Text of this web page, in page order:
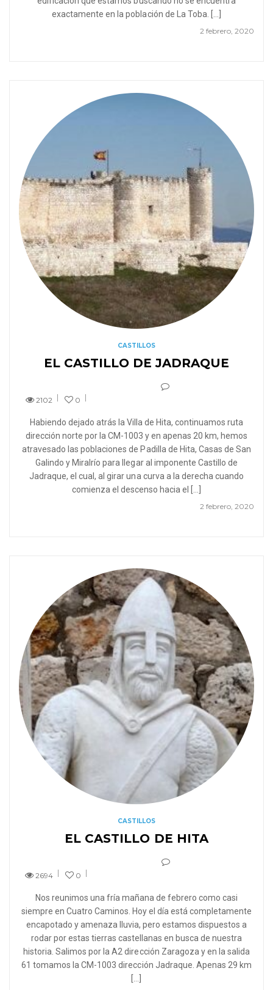
2 febrero, 2020
exactamente en la población de La Toba. […]
CASTILLOS
EL CASTILLO DE JADRAQUE
2102 0
2 febrero, 2020
Habiendo dejado atrás la Villa de Hita, continuamos ruta
dirección norte por la CM-1003 y en apenas 20 km, hemos
atravesado las poblaciones de Padilla de Hita, Casas de San
Galindo y Miralrío para llegar al imponente Castillo de
Jadraque, el cual, al girar una curva a la derecha cuando
comienza el descenso hacia el […]
CASTILLOS
EL CASTILLO DE HITA
2694 0
Nos reunimos una fría mañana de febrero como casi
siempre en Cuatro Caminos. Hoy el día está completamente
encapotado y amenaza lluvia, pero estamos dispuestos a
rodar por estas tierras castellanas en busca de nuestra
historia. Salimos por la A2 dirección Zaragoza y en la salida
61 tomamos la CM-1003 dirección Jadraque. Apenas 29 km